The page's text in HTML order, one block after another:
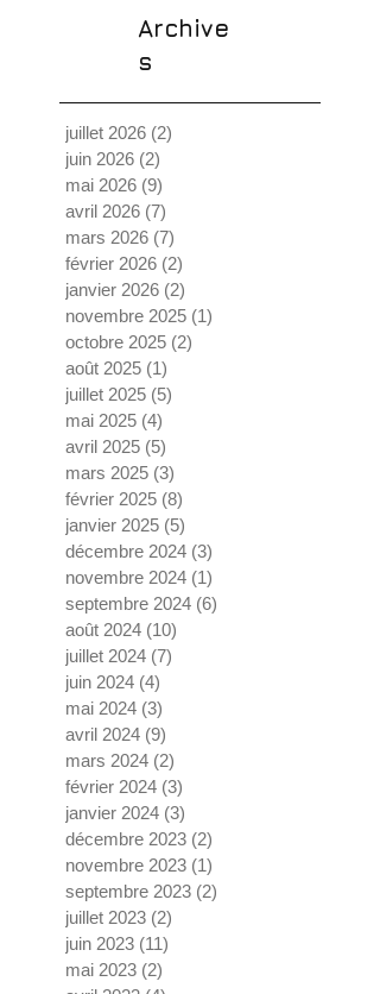
Archive
s
juillet 2026 (2)
juin 2026 (2)
mai 2026 (9)
avril 2026 (7)
mars 2026 (7)
février 2026 (2)
janvier 2026 (2)
novembre 2025 (1)
octobre 2025 (2)
août 2025 (1)
juillet 2025 (5)
mai 2025 (4)
avril 2025 (5)
mars 2025 (3)
février 2025 (8)
janvier 2025 (5)
décembre 2024 (3)
novembre 2024 (1)
septembre 2024 (6)
août 2024 (10)
juillet 2024 (7)
juin 2024 (4)
mai 2024 (3)
avril 2024 (9)
mars 2024 (2)
février 2024 (3)
janvier 2024 (3)
décembre 2023 (2)
novembre 2023 (1)
septembre 2023 (2)
juillet 2023 (2)
juin 2023 (11)
mai 2023 (2)